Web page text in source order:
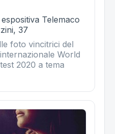
Telemaco
37
foto vincitrici del
World
2020 a tema